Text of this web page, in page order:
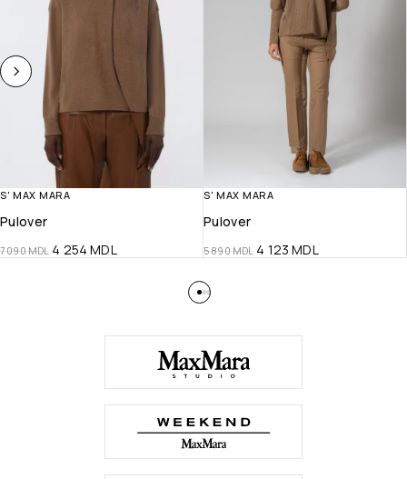
S' MAX MARA
Pulover
7 090MDL 4 254MDL
S' MAX MARA
Pulover
5 890MDL 4 123MDL